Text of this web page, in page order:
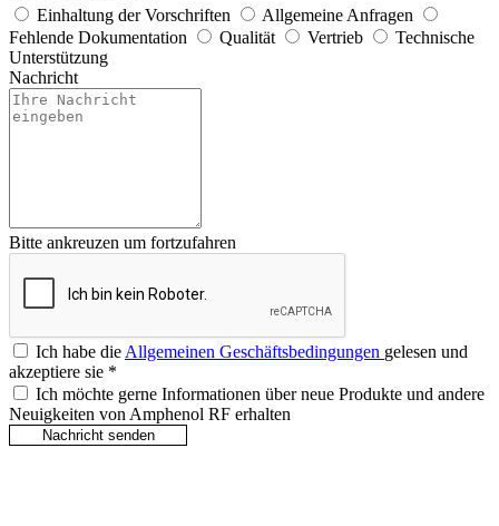
Einhaltung der Vorschriften
Allgemeine Anfragen
Fehlende Dokumentation
Qualität Vertrieb
Technische
Unterstützung
Nachricht
Bitte ankreuzen um fortzufahren
Ich habe dieAllgemeinen Geschäftsbedingungen gelesen und
akzeptiere sie *
Ich möchte gerne Informationen über neue Produkte und andere
Neuigkeiten von Amphenol RF erhalten